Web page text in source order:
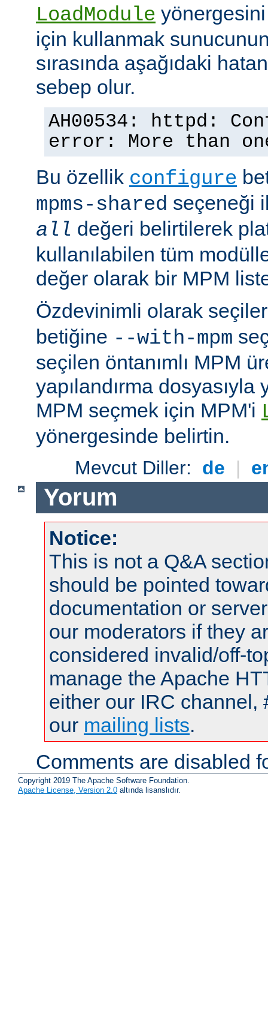
LoadModule
için kullanmak
sırasında aşağıdaki
sebep olur.
AH00534: httpd:
error: More than
Bu özellik configure
mpms-shared seçeneği
all değeri belirtilerek
kullanılabilen tüm
değer olarak bir MPM
Özdevinimli olarak
betiğine --with-mpm
seçilen öntanımlı MPM
yapılandırma dosyasıyla
MPM seçmek için MPM'i
yönergesinde belirtin.
Mevcut Diller: de |
Yorum
Notice:
This is not a Q&A
should be pointed
documentation or
our moderators if they
considered invalid/off-
manage the Apache
either our IRC channel,
our mailing lists.
Comments are disabled
Copyright 2019 The Apache Software Foundation.
Apache License, Version 2.0 altında lisanslıdır.